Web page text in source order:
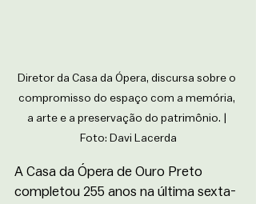
Diretor da Casa da Ópera, discursa sobre o
compromisso do espaço com a memória,
a arte e a preservação do patrimônio. |
Foto: Davi Lacerda
A Casa da Ópera de Ouro Preto
completou 255 anos na última sexta-